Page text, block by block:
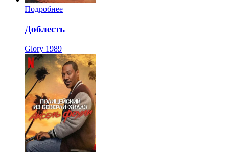
Подробнее
Доблесть
Glory 1989